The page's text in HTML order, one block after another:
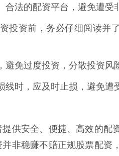
法的配资平台，避免遭受
投资前，务必仔细阅读并
免过度投资，分散投资风
时，应及时止损，避免遭
提供安全、便捷、高效的配
非稳赚不赔正规股票配资